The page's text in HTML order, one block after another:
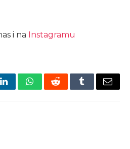
i na Instagramu
LinkedInWhatsAppRedditTumblrEmail